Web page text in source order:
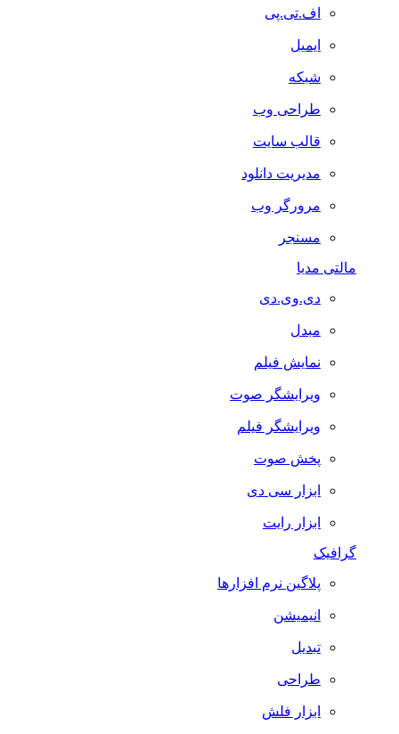
اف.تی.پی
ایمیل
شبکه
طراحی وب
قالب سایت
مدیریت دانلود
مرورگر وب
مسنجر
مالتی مدیا
دی.وی.دی
مبدل
نمایش فیلم
ویرایشگر صوت
ویرایشگر فیلم
پخش صوت
ابزار سی دی
ابزار رایت
گرافیک
پلاگین نرم افزارها
انیمیشن
تبدیل
طراحی
ابزار فلش